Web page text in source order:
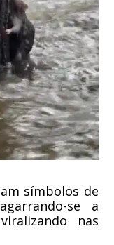
símbolos de
se a
nas